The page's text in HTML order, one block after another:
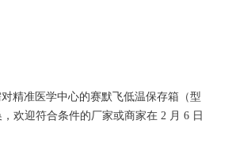
精准医学中心的赛默飞低温保存箱（型
欢迎符合条件的厂家或商家在 2 月 6 日